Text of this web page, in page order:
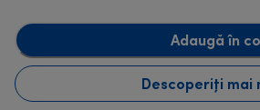
Adaugă în
Descoperiți mai